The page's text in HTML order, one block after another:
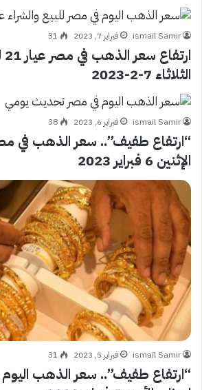
ismail Samir فبراير 7, 2023 31
الثلاثاء 7-2-2023
ismail Samir فبراير 6, 2023 38
“ارتفاع طفيف”.. سعر الذهب في
الإثنين 6 فبراير 2023
ismail Samir فبراير 5, 2023 31
“ارتفاع طفيف”.. سعر الذهب